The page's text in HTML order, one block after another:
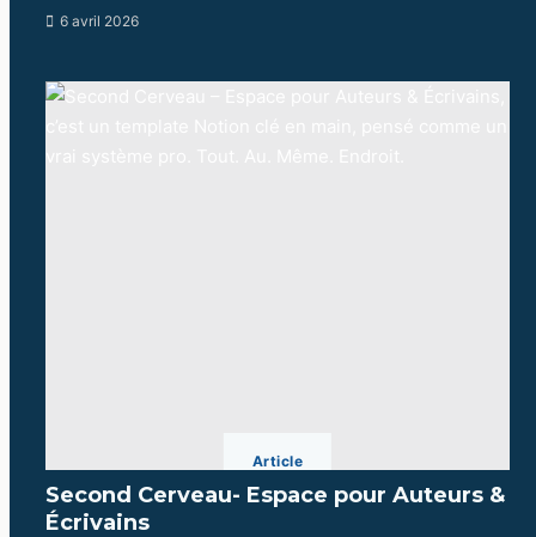
6 avril 2026
Article
Second Cerveau- Espace pour Auteurs &
Écrivains